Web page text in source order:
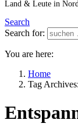
Land & Leute in
Search
Search for:
You are here:
Home
Tag